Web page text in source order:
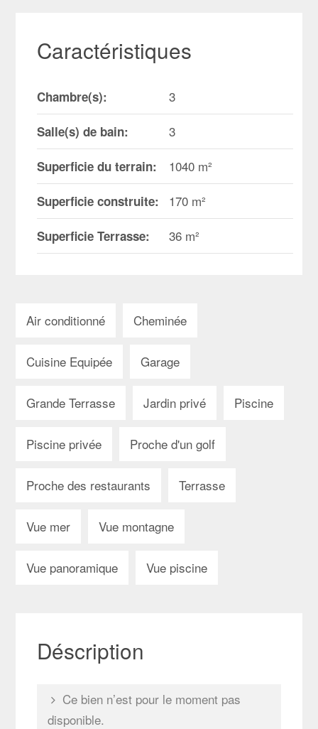
Caractéristiques
Chambre(s): 3
Salle(s) de bain: 3
Superficie du terrain: 1040 m²
Superficie construite: 170 m²
Superficie Terrasse: 36 m²
Air conditionné Cheminée
Cuisine Equipée Garage
Grande Terrasse Jardin privé Piscine
Piscine privée Proche d'un golf
Proche des restaurants Terrasse
Vue mer Vue montagne
Vue panoramique Vue piscine
Déscription
Ce bien n’est pour le moment pas
disponible.